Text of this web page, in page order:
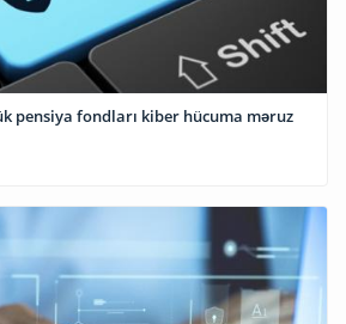
pensiya fondları kiber hücuma məruz